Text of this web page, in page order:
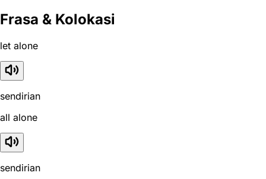
Frasa & Kolokasi
let alone
sendirian
all alone
sendirian